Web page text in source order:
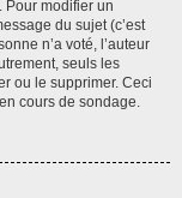
Pour modifier un
du sujet (c’est
n’a voté, l’auteur
seuls les
ou le supprimer. Ceci
cours de sondage.